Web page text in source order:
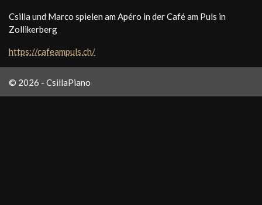
Csilla und Marco spielen am Apéro in der Café am Puls in
Zollikerberg
https://cafeampuls.ch/
© 2026 - CsillaPiano